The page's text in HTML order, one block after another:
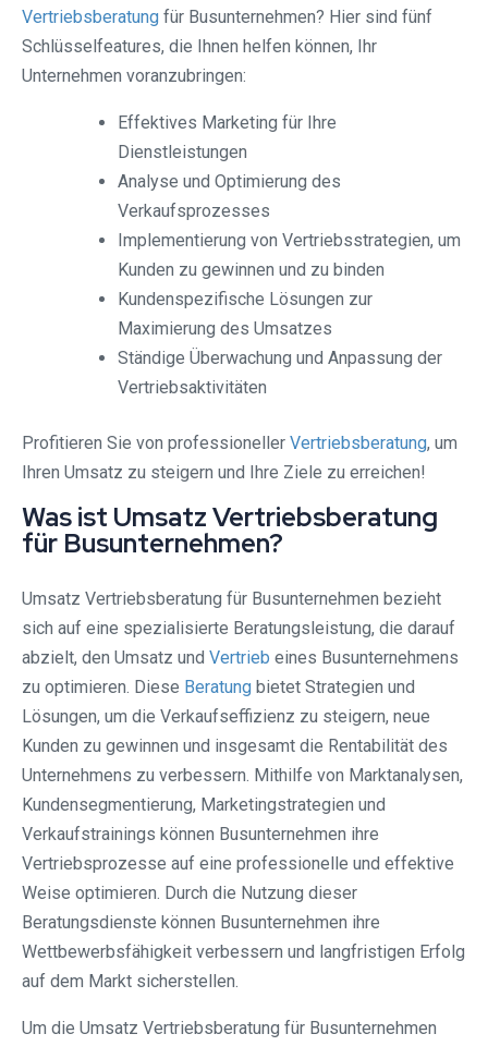
Vertriebsberatung für Busunternehmen? Hier sind fünf
Schlüsselfeatures, die Ihnen helfen können, Ihr
Unternehmen voranzubringen:
Effektives Marketing für Ihre
Dienstleistungen
Analyse und Optimierung des
Verkaufsprozesses
Implementierung von Vertriebsstrategien, um
Kunden zu gewinnen und zu binden
Kundenspezifische Lösungen zur
Maximierung des Umsatzes
Ständige Überwachung und Anpassung der
Vertriebsaktivitäten
Profitieren Sie von professioneller Vertriebsberatung, um
Ihren Umsatz zu steigern und Ihre Ziele zu erreichen!
Was ist Umsatz Vertriebsberatung
für Busunternehmen?
Umsatz Vertriebsberatung für Busunternehmen bezieht
sich auf eine spezialisierte Beratungsleistung, die darauf
abzielt, den Umsatz und Vertrieb eines Busunternehmens
zu optimieren. Diese Beratung bietet Strategien und
Lösungen, um die Verkaufseffizienz zu steigern, neue
Kunden zu gewinnen und insgesamt die Rentabilität des
Unternehmens zu verbessern. Mithilfe von Marktanalysen,
Kundensegmentierung, Marketingstrategien und
Verkaufstrainings können Busunternehmen ihre
Vertriebsprozesse auf eine professionelle und effektive
Weise optimieren. Durch die Nutzung dieser
Beratungsdienste können Busunternehmen ihre
Wettbewerbsfähigkeit verbessern und langfristigen Erfolg
auf dem Markt sicherstellen.
Um die Umsatz Vertriebsberatung für Busunternehmen